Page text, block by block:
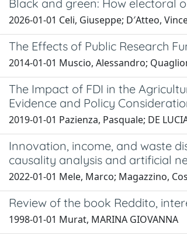
Black and green: How electoral
2026-01-01 Celi, Giuseppe; D′Atteo,
The Effects of Public Research
2014-01-01 Muscio, Alessandro;
The Impact of FDI in the
Evidence and Policy
2019-01-01 Pazienza, Pasquale; DE
Innovation, income, and waste
causality analysis and artificial
2022-01-01 Mele, Marco; Magazzino,
Review of the book Reddito,
1998-01-01 Murat, MARINA GIOVANNA